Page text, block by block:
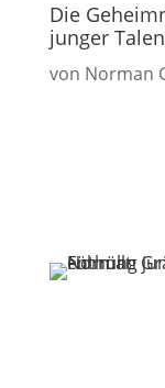
Die
junger
von Norman